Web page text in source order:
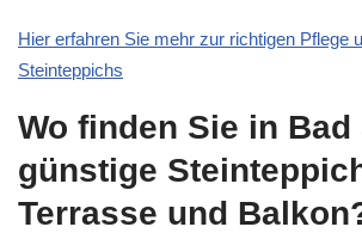
Hier erfahren Sie mehr zur richtigen Pflege
Steinteppichs
Wo finden Sie in Bad
günstige
Terrasse und